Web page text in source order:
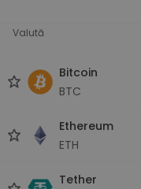
Valută
Bitcoin
BTC
Ethereum
ETH
Tether